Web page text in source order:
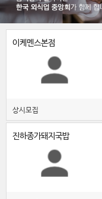
이케멘스본점
상시모집
진하종가돼지국밥